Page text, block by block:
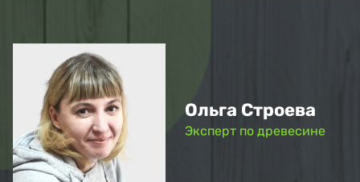
Ольга Строева
Эксперт по древесине